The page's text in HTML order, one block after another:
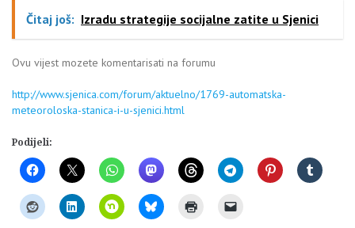
Čitaj još: Izradu strategije socijalne zatite u Sjenici
Ovu vijest mozete komentarisati na forumu
http://www.sjenica.com/forum/aktuelno/1769-automatska-
meteoroloska-stanica-i-u-sjenici.html
Podijeli: